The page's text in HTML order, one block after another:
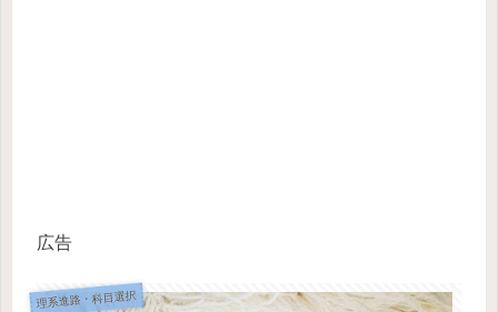
広告
理系進路・科目選択